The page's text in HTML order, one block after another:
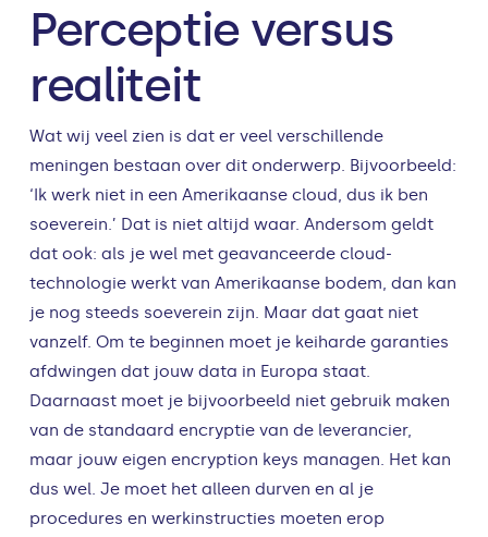
Perceptie versus
realiteit
Wat wij veel zien is dat er veel verschillende
meningen bestaan over dit onderwerp. Bijvoorbeeld:
‘Ik werk niet in een Amerikaanse cloud, dus ik ben
soeverein.’ Dat is niet altijd waar. Andersom geldt
dat ook: als je wel met geavanceerde cloud-
technologie werkt van Amerikaanse bodem, dan kan
je nog steeds soeverein zijn. Maar dat gaat niet
vanzelf. Om te beginnen moet je keiharde garanties
afdwingen dat jouw data in Europa staat.
Daarnaast moet je bijvoorbeeld niet gebruik maken
van de standaard encryptie van de leverancier,
maar jouw eigen encryption keys managen. Het kan
dus wel. Je moet het alleen durven en al je
procedures en werkinstructies moeten erop